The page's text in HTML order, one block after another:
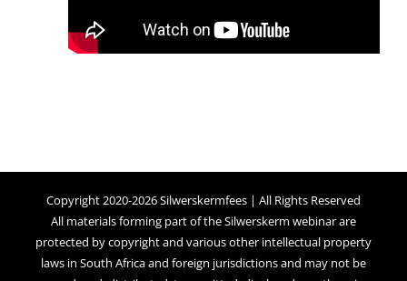
Copyright 2020-2026 Silwerskermfees | All Rights Reserved
All materials forming part of the Silwerskerm webinar are
protected by copyright and various other intellectual property
laws in South Africa and foreign jurisdictions and may not be